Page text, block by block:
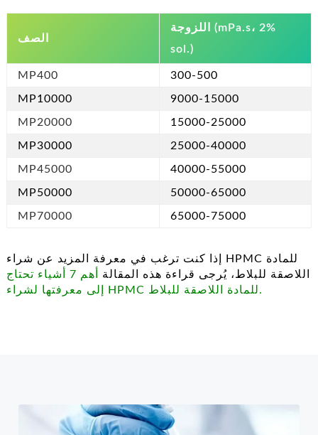
الصف
اللزوجة (mPa.s، 2%
sol.)
MP400 300-500
MP10000 9000-15000
MP20000 15000-25000
MP30000 25000-40000
MP45000 40000-55000
MP50000 50000-65000
MP70000 65000-75000
إذا كنت ترغب في معرفة المزيد عن شراء HPMC للمادة
اللاصقة للبلاط، يُرجى قراءة هذه المقالة
أهم 7 أشياء تحتاج
إلى معرفتها لشراء HPMC للمادة اللاصقة للبلاط.